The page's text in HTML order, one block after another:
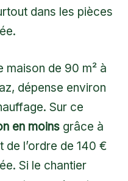
dans les pièces
maison de 90 m² à
dépense environ
Sur ce
en moins grâce à
de l’ordre de 140 €
Si le chantier